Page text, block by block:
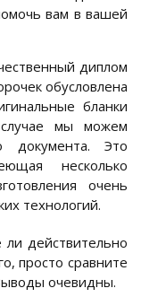
вам в вашей
диплом
обусловлена
бланки
мы можем
документа. Это
несколько
очень
технологий.
действительно
просто сравните
очевидны.